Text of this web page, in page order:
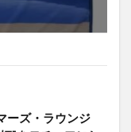
ーズ・ラウンジ